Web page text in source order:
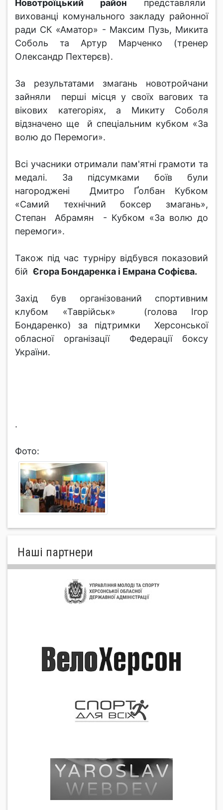
Новотроїцький район представляли
вихованці комунального закладу районної
ради СК «Аматор» - Максим Пузь, Микита
Соболь та Артур Марченко (тренер
Олександр Пехтерєв).
За результатами змагань новотройчани
зайняли перші місця у своїх вагових та
вікових категоріях, а Микиту Соболя
відзначено ще й спеціальним кубком «За
волю до Перемоги».
Всі учасники отримали пам'ятні грамоти та
медалі. За підсумками боїв були
нагороджені Дмитро Ґолбан Кубком
«Самий технічний боксер змагань»,
Степан Абрамян - Кубком «За волю до
перемоги».
Також під час турніру відбувся показовий
бій Єгора Бондаренка і Емрана Софієва.
Захід був організований спортивним
клубом «Таврійськ» (голова Ігор
Бондаренко) за підтримки Херсонської
обласної організації Федерації боксу
України.
.
Фото:
Нашi партнери